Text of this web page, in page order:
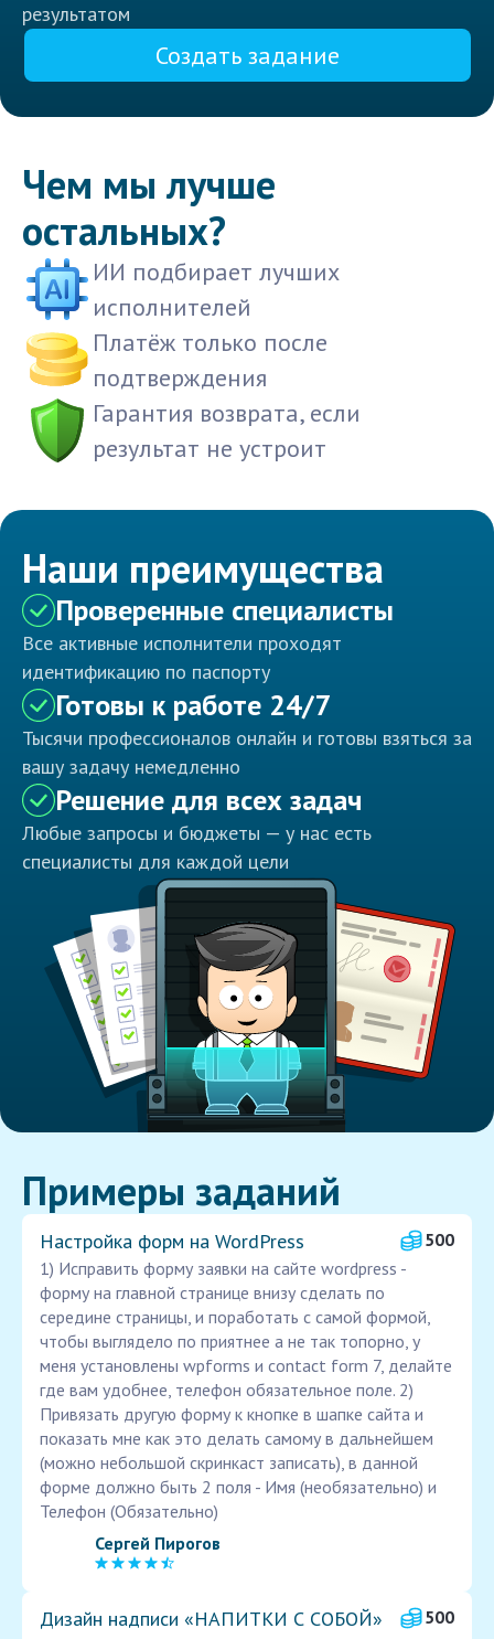
результатом
Создать задание
Чем мы лучше
остальных?
ИИ подбирает лучших
исполнителей
Платёж только после
подтверждения
Гарантия возврата, если
результат не устроит
Наши преимущества
Проверенные специалисты
Все активные исполнители проходят
идентификацию по паспорту
Готовы к работе 24/7
Тысячи профессионалов онлайн и готовы взяться за
вашу задачу немедленно
Решение для всех задач
Любые запросы и бюджеты — у нас есть
специалисты для каждой цели
Примеры заданий
Настройка форм на WordPress
500
1) Исправить форму заявки на сайте wordpress -
форму на главной странице внизу сделать по
середине страницы, и поработать с самой формой,
чтобы выглядело по приятнее а не так топорно, у
меня установлены wpforms и contact form 7, делайте
где вам удобнее, телефон обязательное поле. 2)
Привязать другую форму к кнопке в шапке сайта и
показать мне как это делать самому в дальнейшем
(можно небольшой скринкаст записать), в данной
форме должно быть 2 поля - Имя (необязательно) и
Телефон (Обязательно)
Сергей Пирогов
Дизайн надписи «НАПИТКИ С СОБОЙ»
500